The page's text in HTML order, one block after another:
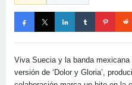
Viva Suecia y la banda
versión de ‘Dolor y Gloria’,